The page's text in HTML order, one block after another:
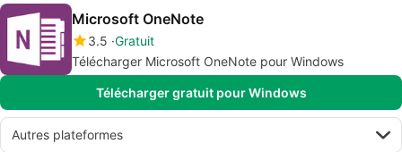
Microsoft OneNote
3.5 Gratuit
Télécharger Microsoft OneNote pour Windows
Télécharger gratuit pour Windows
Autres plateformes